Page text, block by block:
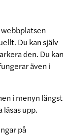
Du kan själv
den. Du kan
även i
i menyn längst
upp.
på